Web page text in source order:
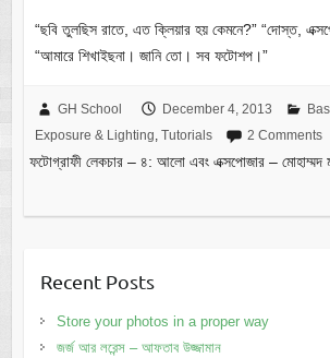
“ছবি তুলছিস রাতে, এত ক্লিয়ার হয় কেমনে?” “দোস্ত,
“আমারে শিখাইছনা। জানি তো। সব ফটোশপ।”
GH School December 4, 2013
Exposure & Lighting, Tutorials 2 Comments
ফটোগ্রাফী লেকচার – ৪: আলো এবং এক্সপোজার – মোহাম্মদ
Recent Posts
Store your photos in a proper way
জর্জ আর লরেন্স – আফতাব উজ্জামান